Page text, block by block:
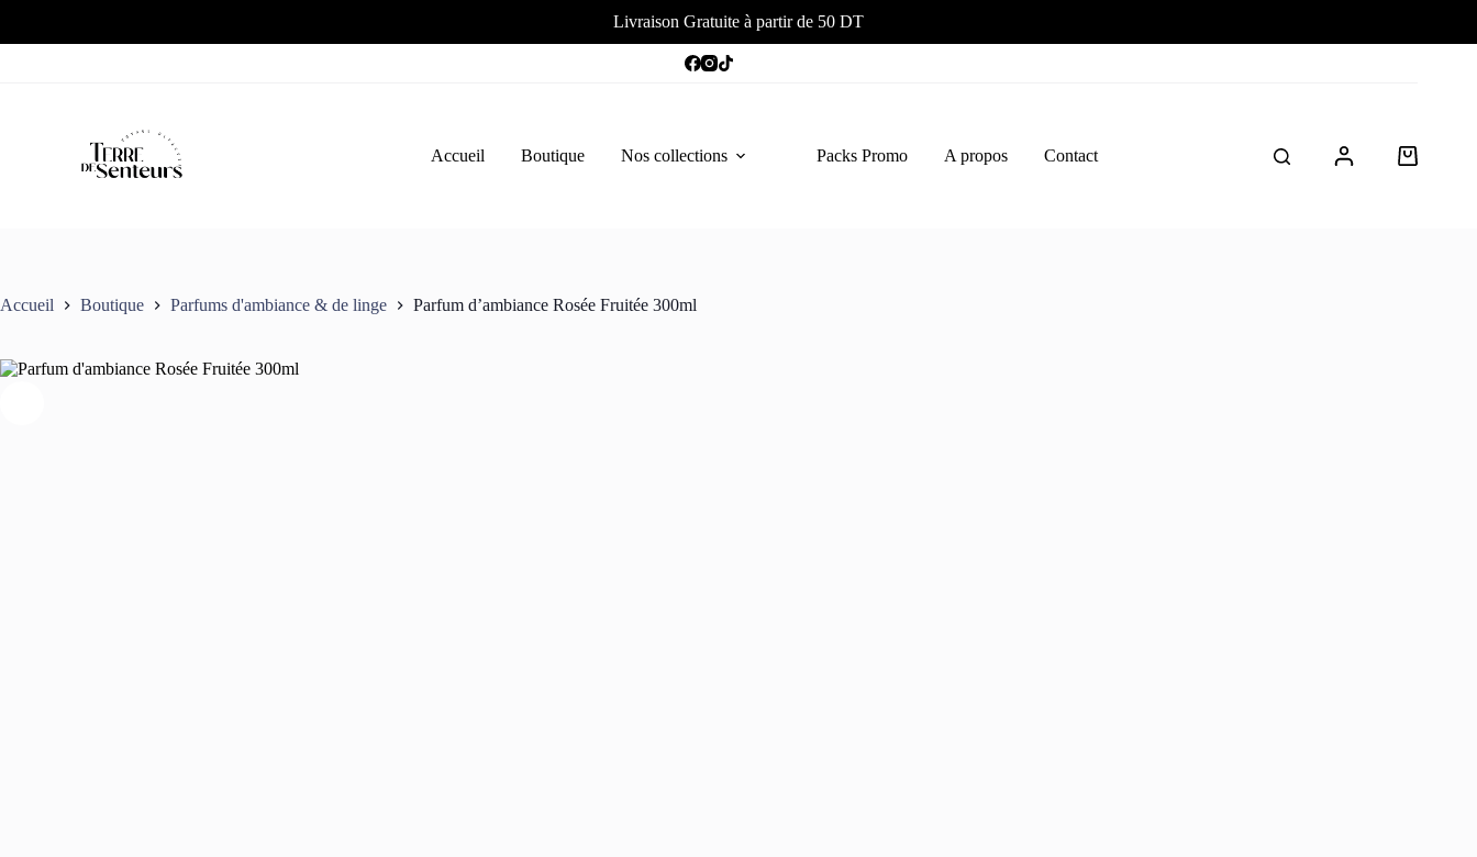
Livraison Gratuite à partir de 50 DT
Accueil Boutique Nos collections Packs Promo A propos Contact
Panier
Accueil Boutique Parfums d'ambiance & de linge Parfum d’ambiance Rosée Fruitée 300ml